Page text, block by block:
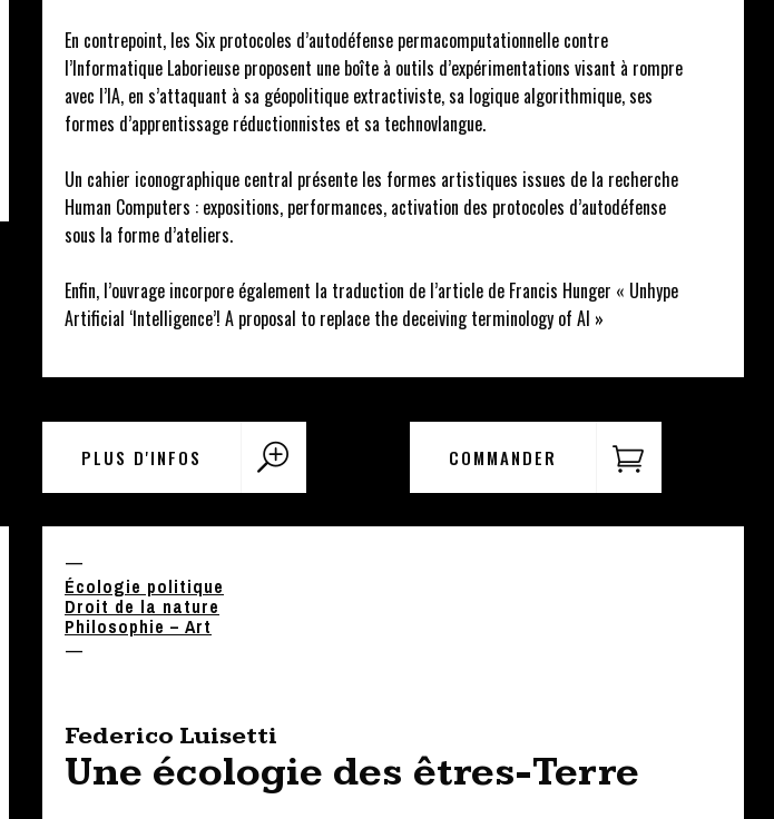
En contrepoint, les Six protocoles d’autodéfense permacomputationnelle contre
l’Informatique Laborieuse proposent une boîte à outils d’expérimentations visant à rompre
avec l’IA, en s’attaquant à sa géopolitique extractiviste, sa logique algorithmique, ses
formes d’apprentissage réductionnistes et sa technovlangue.
Un cahier iconographique central présente les formes artistiques issues de la recherche
Human Computers : expositions, performances, activation des protocoles d’autodéfense
sous la forme d’ateliers.
Enfin, l’ouvrage incorpore également la traduction de l’article de Francis Hunger « Unhype
Artificial ‘Intelligence’! A proposal to replace the deceiving terminology of AI »
PLUS D'INFOS COMMANDER
—
Écologie politique
Droit de la nature
Philosophie – Art
—
Federico Luisetti
Une écologie des êtres-Terre